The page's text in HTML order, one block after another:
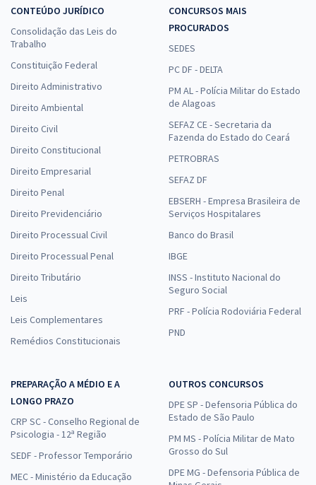
CONTEÚDO JURÍDICO
Consolidação das Leis do
Trabalho
Constituição Federal
Direito Administrativo
Direito Ambiental
Direito Civil
Direito Constitucional
Direito Empresarial
Direito Penal
Direito Previdenciário
Direito Processual Civil
Direito Processual Penal
Direito Tributário
Leis
Leis Complementares
Remédios Constitucionais
CONCURSOS MAIS
PROCURADOS
SEDES
PC DF - DELTA
PM AL - Polícia Militar do Estado
de Alagoas
SEFAZ CE - Secretaria da
Fazenda do Estado do Ceará
PETROBRAS
SEFAZ DF
EBSERH - Empresa Brasileira de
Serviços Hospitalares
Banco do Brasil
IBGE
INSS - Instituto Nacional do
Seguro Social
PRF - Polícia Rodoviária Federal
PND
PREPARAÇÃO A MÉDIO E A
LONGO PRAZO
CRP SC - Conselho Regional de
Psicologia - 12ª Região
SEDF - Professor Temporário
MEC - Ministério da Educação
OUTROS CONCURSOS
DPE SP - Defensoria Pública do
Estado de São Paulo
PM MS - Polícia Militar de Mato
Grosso do Sul
DPE MG - Defensoria Pública de